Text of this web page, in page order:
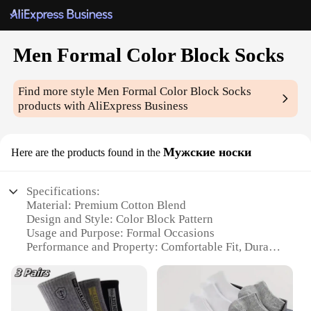
Men Formal Color Block Socks
Find more styleMen Formal Color Block Socks
products with AliExpress Business
Here are the products found in the Мужские носки
Specifications:
Material: Premium Cotton Blend
Design and Style: Color Block Pattern
Usage and Purpose: Formal Occasions
Performance and Property: Comfortable Fit, Durable
Size and Quantity: Available in Sets of 3 or 6
Applicable People: Men Seeking Stylish and
Functional Socks